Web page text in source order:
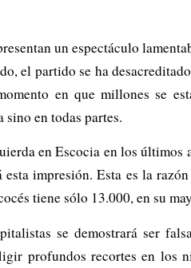
un espectáculo
el partido se ha
en que millones se
en todas partes.
en Escocia en los
impresión. Esta es la
tiene sólo 13.000, en su
se demostrará ser
profundos recortes en los